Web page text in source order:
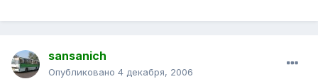
sansanich
Опубликовано 4 декабря, 2006